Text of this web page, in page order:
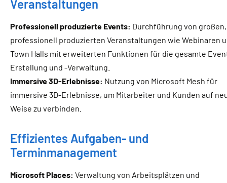
Veranstaltungen
Professionell produzierte Events: Durchführung von großen,
professionell produzierten Veranstaltungen wie Webinaren
Town Halls mit erweiterten Funktionen für die gesamte
Erstellung und -Verwaltung.
Immersive 3D-Erlebnisse: Nutzung von Microsoft Mesh für
immersive 3D-Erlebnisse, um Mitarbeiter und Kunden auf
Weise zu verbinden.
Effizientes Aufgaben- und
Terminmanagement
Microsoft Places: Verwaltung von Arbeitsplätzen und